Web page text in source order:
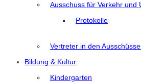
Ausschuss für Verkehr und
Protokolle
Vertreter in den
Bildung & Kultur
Kindergarten